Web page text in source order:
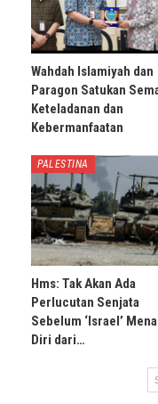
Wahdah Islamiyah dan
Paragon Satukan
Keteladanan dan
Kebermanfaatan
PALESTINA
Hms: Tak Akan Ada
Perlucutan Senjata
Sebelum ‘Israel’
Diri dari…